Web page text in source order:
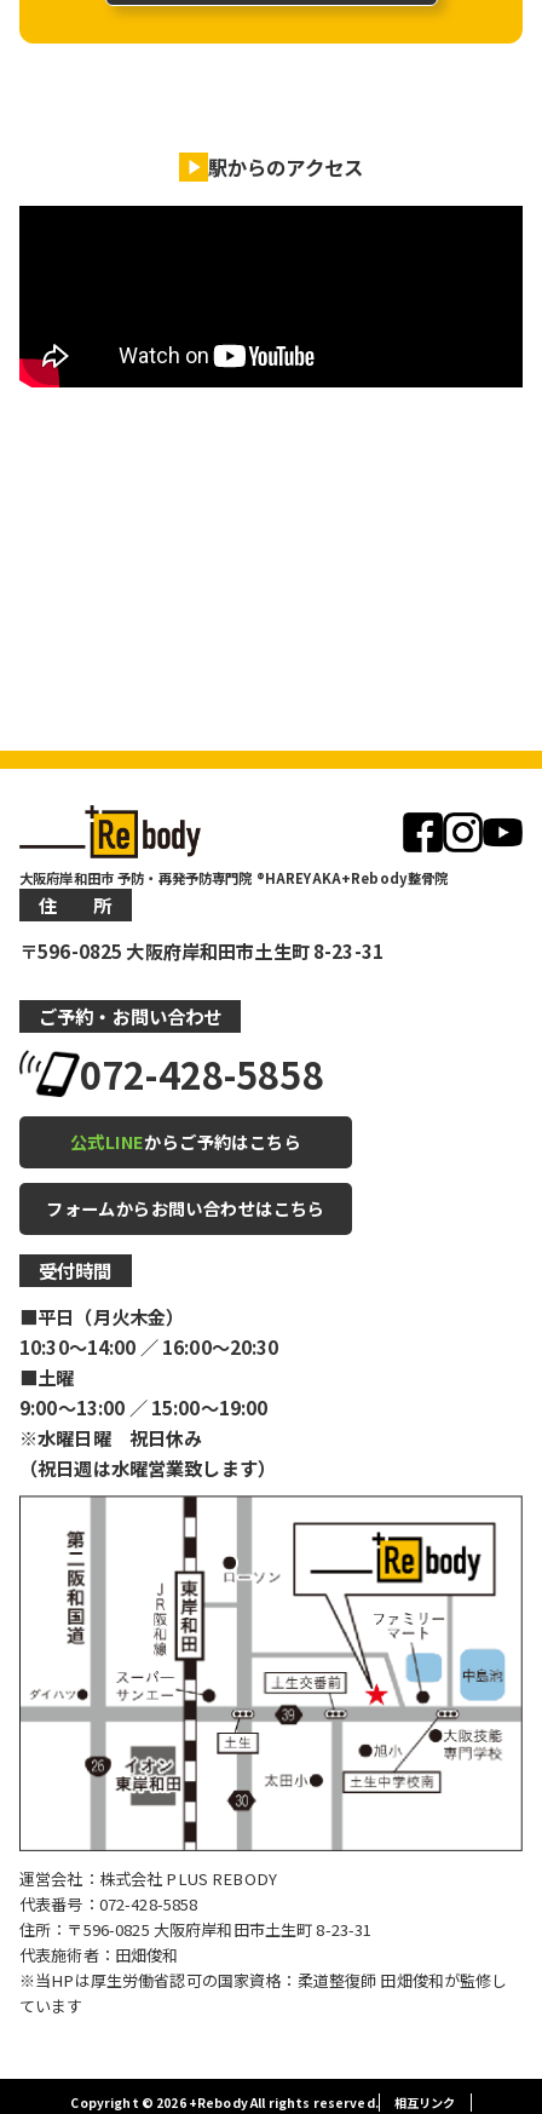
駅からのアクセス
大阪府岸和田市 予防・再発予防専門院 ®HAREYAKA+Rebody整骨院
住 所
〒596-0825 大阪府岸和田市土生町 8-23-31
ご予約・お問い合わせ
072-428-5858
公式LINEからご予約はこちら
フォームからお問い合わせはこちら
受付時間
■平日（月火木金）
10:30〜14:00 ／ 16:00〜20:30
■土曜
9:00〜13:00 ／ 15:00〜19:00
※水曜日曜 祝日休み
（祝日週は水曜営業致します）
運営会社：株式会社 PLUS REBODY
代表番号：072-428-5858
住所：〒596-0825 大阪府岸和田市土生町 8-23-31
代表施術者：田畑俊和
※当HPは厚生労働省認可の国家資格：柔道整復師 田畑俊和が監修し
ています
Copyright © 2026 +Rebody All rights reserved. 相互リンク